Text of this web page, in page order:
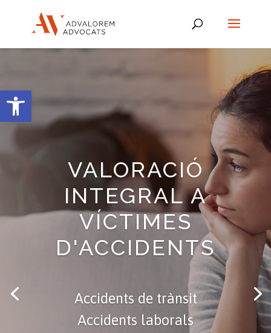
Obre la barra d'eines
VALORACIÓ
INTEGRAL A
VÍCTIMES
D'ACCIDENTS
Accidents de trànsit
Accidents laborals